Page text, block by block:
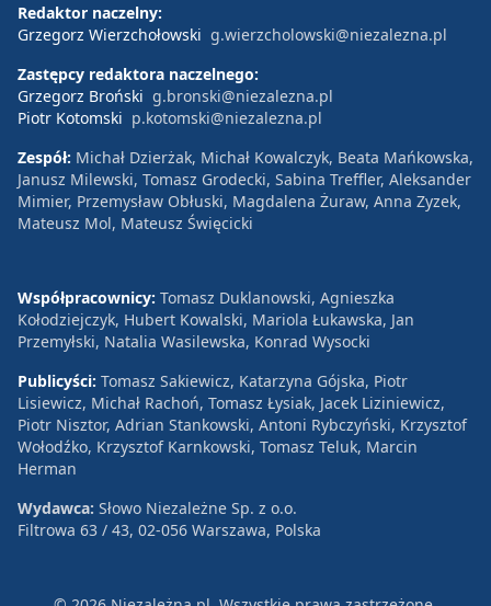
Redaktor naczelny:
Grzegorz Wierzchołowski g.wierzcholowski@niezalezna.pl
Zastępcy redaktora naczelnego:
Grzegorz Broński g.bronski@niezalezna.pl
Piotr Kotomski p.kotomski@niezalezna.pl
Zespół: Michał Dzierżak, Michał Kowalczyk, Beata Mańkowska,
Janusz Milewski, Tomasz Grodecki, Sabina Treffler, Aleksander
Mimier, Przemysław Obłuski, Magdalena Żuraw, Anna Zyzek,
Mateusz Mol, Mateusz Święcicki
Współpracownicy: Tomasz Duklanowski, Agnieszka
Kołodziejczyk, Hubert Kowalski, Mariola Łukawska, Jan
Przemyłski, Natalia Wasilewska, Konrad Wysocki
Publicyści: Tomasz Sakiewicz, Katarzyna Gójska, Piotr
Lisiewicz, Michał Rachoń, Tomasz Łysiak, Jacek Liziniewicz,
Piotr Nisztor, Adrian Stankowski, Antoni Rybczyński, Krzysztof
Wołodźko, Krzysztof Karnkowski, Tomasz Teluk, Marcin
Herman
Wydawca: Słowo Niezależne Sp. z o.o.
Filtrowa 63 / 43, 02-056 Warszawa, Polska